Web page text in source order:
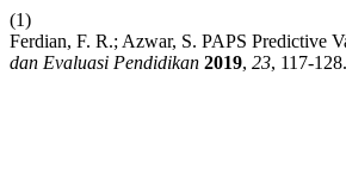
(1)
Ferdian, F. R.; Azwar, S. PAPS Predictive
dan Evaluasi Pendidikan 2019, 23, 117-128.